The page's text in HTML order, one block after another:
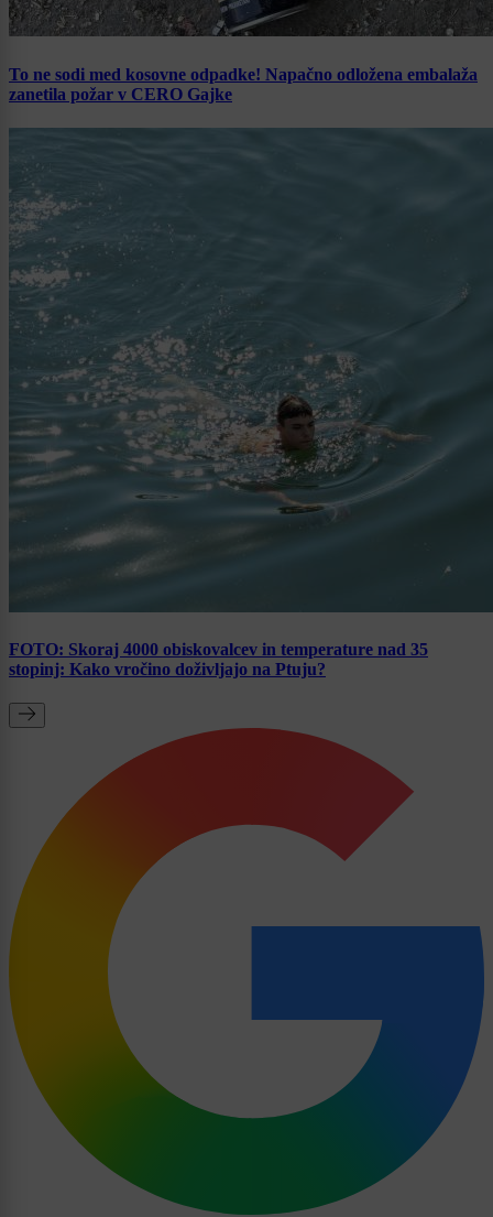
To ne sodi med kosovne odpadke! Napačno odložena embalaža
zanetila požar v CERO Gajke
FOTO: Skoraj 4000 obiskovalcev in temperature nad 35
stopinj: Kako vročino doživljajo na Ptuju?